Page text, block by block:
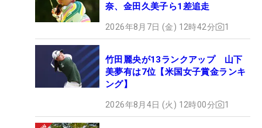
奈、金田久美子ら1差追走
2026年8月7日 (金) 12時42分 1
竹田麗央が13ランクアップ 山下
美夢有は7位【米国女子賞金ランキ
ング】
2026年8月4日 (火) 12時00分 1